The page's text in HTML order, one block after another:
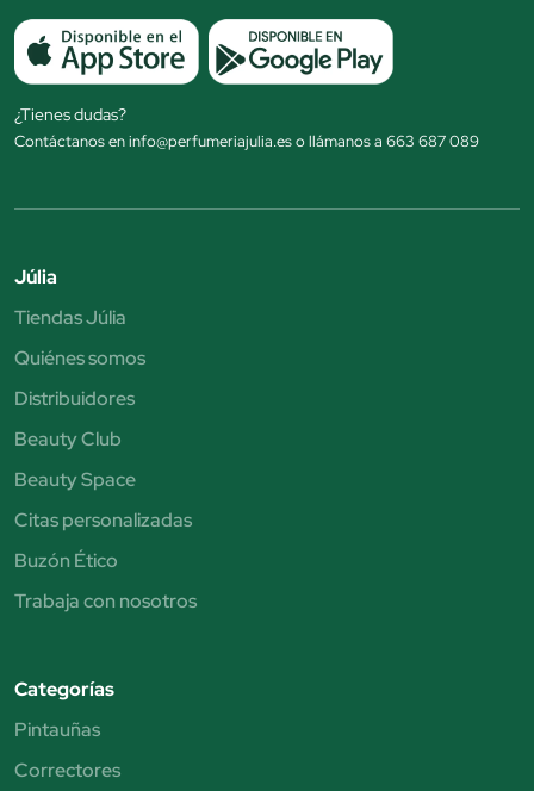
¿Tienes dudas?
Contáctanos en info@perfumeriajulia.es o llámanos a 663 687 089
Júlia
Tiendas Júlia
Quiénes somos
Distribuidores
Beauty Club
Beauty Space
Citas personalizadas
Buzón Ético
Trabaja con nosotros
Categorías
Pintauñas
Correctores